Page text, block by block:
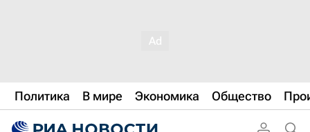
Политика В мире Экономика Общество